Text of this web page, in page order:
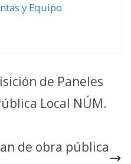
y Equipo
de Paneles
Local NÚM.
de obra pública